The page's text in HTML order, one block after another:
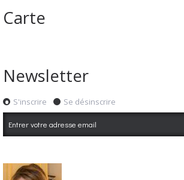
Carte
Newsletter
S'inscrire Se désinscrire